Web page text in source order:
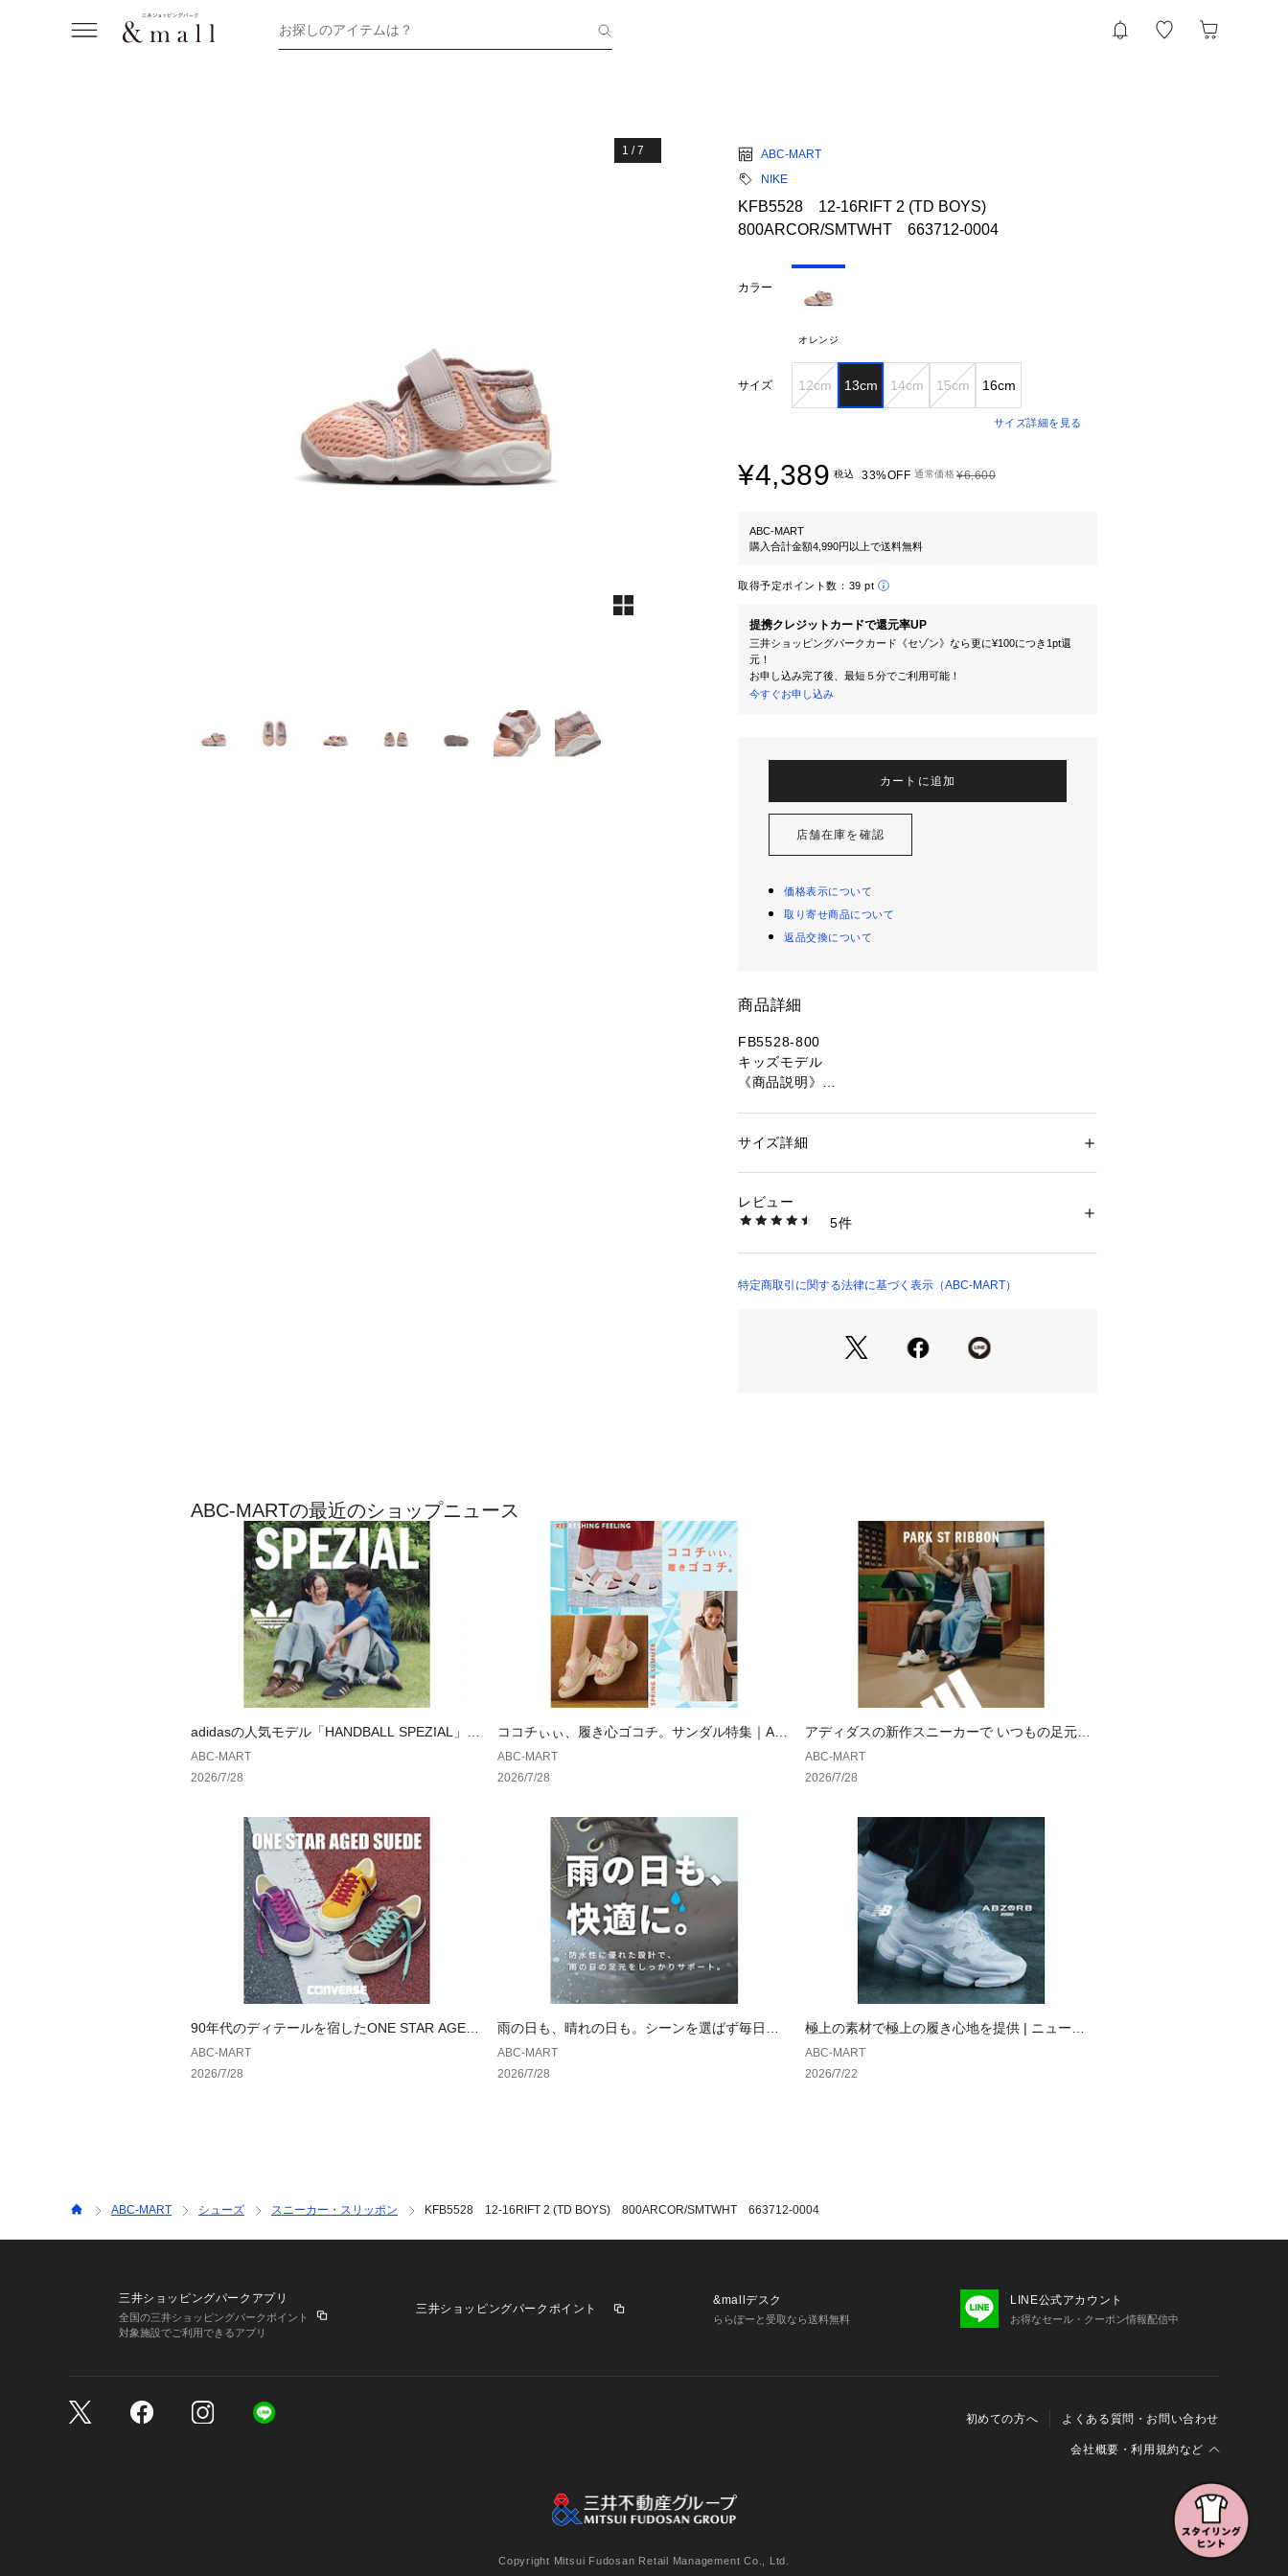
お探しのアイテムは？
1 /7
ABC-MART
NIKE
KFB5528 12-16RIFT 2 (TD BOYS)
800ARCOR/SMTWHT 663712-0004
カラー
オレンジ
サイズ 12cm 13cm 14cm 15cm 16cm
サイズ詳細を見る
¥4,389 税込 33%OFF 通常価格¥6,600
ABC-MART
購入合計金額4,990円以上で送料無料
取得予定ポイント数： 39 pt
提携クレジットカードで還元率UP
三井ショッピングパークカード《セゾン》なら更に¥100につき1pt還
元！
お申し込み完了後、最短５分でご利用可能！
今すぐお申し込み
カートに追加
店舗在庫を確認
価格表示について
取り寄せ商品について
返品交換について
商品詳細
FB5528-800
キッズモデル
《商品説明》
ナイキ リフト 2は、オープンホールメッシュが抜群の
しもう。
柔らかいフォームとソリッドラバーが、どんな地面でも
びに行けます！
がある場合がございますが不良品ではございません。
きない場合、すべて返品での対応とさせていただきま
キッズモデル【サイズ目安】
(個人差がございますので、あくまでも目安とお考え下さ
このシューズの作りは小さめです。
性別：キッズ・ベビー
洗濯：-
※詳しい洗濯方法については、商品の品質表示タグをご覧くださ
商品番号：1010000054814 （モール）
サイズ詳細
レビュー
5件
特定商取引に関する法律に基づく表示（ABC-MART）
ABC-MARTの最近のショップニュース
adidasの人気モデル「HANDBALL SPEZIAL」が
夏仕様へ
ABC-MART
2026/7/28
ココチぃぃ、履き心ゴコチ。サンダル特集｜AB
CSELECT
ABC-MART
2026/7/28
アディダスの新作スニーカーで いつもの足元、
もっと可愛くアップデート
ABC-MART
2026/7/28
90年代のディテールを宿したONE STAR AGED
SUEDE ｜ コンバース
ABC-MART
2026/7/28
雨の日も、晴れの日も。シーンを選ばず毎日履
ける一足。｜ ホーキンス
ABC-MART
2026/7/28
極上の素材で極上の履き心地を提供 | ニューバ
ランス
ABC-MART
2026/7/22
ABC-MART シューズ スニーカー・スリッポン KFB5528 12-16RIFT 2 (TD BOYS) 800ARCOR/SMTWHT 663712-0004
三井ショッピングパークアプリ
全国の三井ショッピングパークポイント
対象施設でご利用できるアプリ
三井ショッピングパークポイント
&mallデスク
ららぽーと受取なら送料無料
LINE公式アカウント
お得なセール・クーポン情報配信中
初めての方へ よくある質問・お問い合わせ
会社概要・利用規約など
特定商取引に関する法律に基づく表示
個人情報保護方針 個人情報の取り扱いについて
Cookieおよびアクセスログについて
三井不動産グループ ソーシャルメディアガイドライン
Copyright Mitsui Fudosan Retail Management Co., Ltd.